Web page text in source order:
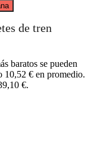
de tren
baratos se pueden
10,52 € en promedio.
€.